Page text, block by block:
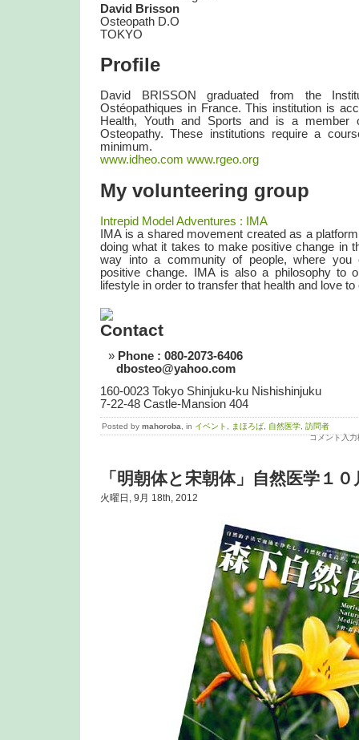
David Brisson
Osteopath D.O
TOKYO
Profile
David BRISSON graduated from the
Ostéopathiques in France. This institution is
Health, Youth and Sports and is a member
Osteopathy. These institutions require a
minimum.
www.idheo.com www.rgeo.org
My volunteering group
Intrepid Model Adventures : IMA
IMA is a shared movement created as a
doing what it takes to make positive change in
way into a community of people, where you
positive change. IMA is also a philosophy to
lifestyle in order to transfer that health and love
Phone : 080-2073-6406
dbosteo@yahoo.com
160-0023 Tokyo Shinjuku-ku Nishishinjuku
7-22-48 Castle-Mansion 404
Posted by mahoroba , in イベント まほろば 自然医学 訪問者
コメント入力
「明朝体と宋朝体」自然医学１０
火曜日, 9月 18th, 2012